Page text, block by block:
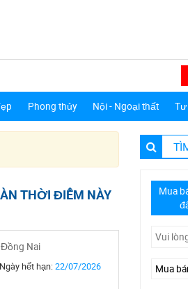
Phong thủy Nội - Ngoại thất
THỜI ĐIỂM NÀY
Nai
Ngày hết hạn:22/07/2026
Mua